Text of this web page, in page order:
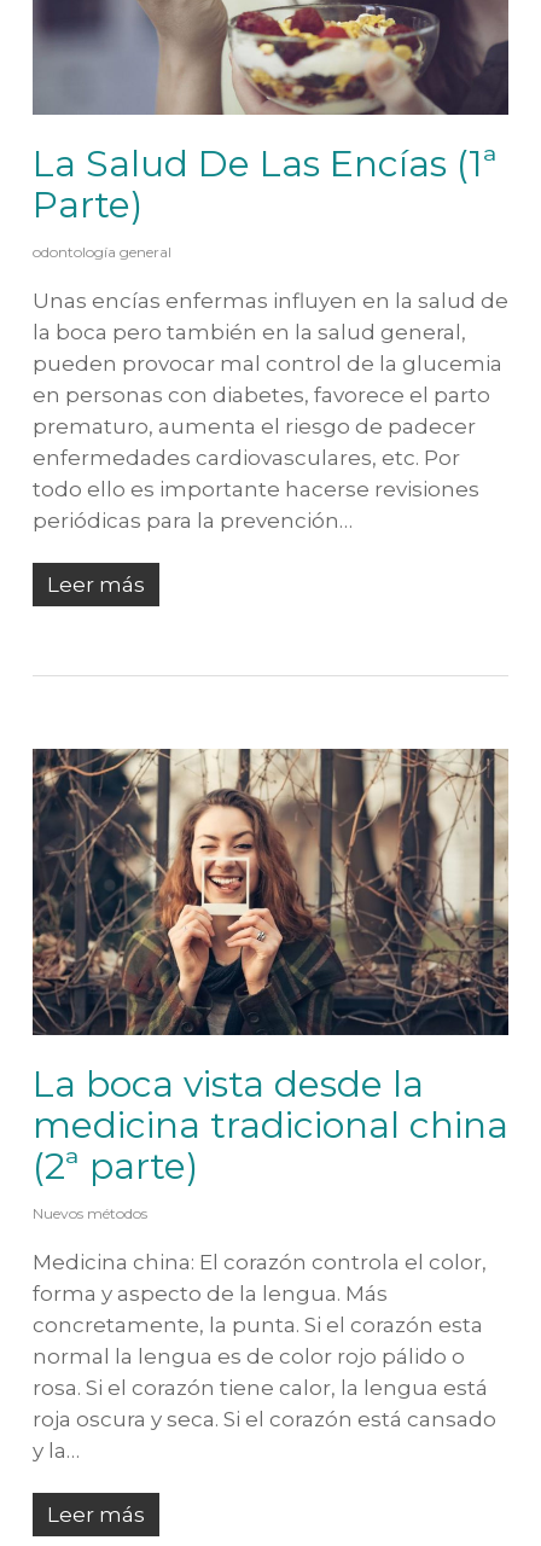
La Salud De Las Encías (1ª
Parte)
odontología general
Unas encías enfermas influyen en la salud de
la boca pero también en la salud general,
pueden provocar mal control de la glucemia
en personas con diabetes, favorece el parto
prematuro, aumenta el riesgo de padecer
enfermedades cardiovasculares, etc. Por
todo ello es importante hacerse revisiones
periódicas para la prevención…
Leer más
La boca vista desde la
medicina tradicional china
(2ª parte)
Nuevos métodos
Medicina china: El corazón controla el color,
forma y aspecto de la lengua. Más
concretamente, la punta. Si el corazón esta
normal la lengua es de color rojo pálido o
rosa. Si el corazón tiene calor, la lengua está
roja oscura y seca. Si el corazón está cansado
y la…
Leer más